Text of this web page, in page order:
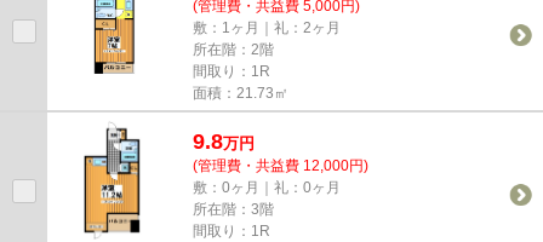
(管理費・共益費 5,000円)
敷：1ヶ月｜礼：2ヶ月
所在階：2階
間取り：1R
面積：21.73㎡
9.8万円
(管理費・共益費 12,000円)
敷：0ヶ月｜礼：0ヶ月
所在階：3階
間取り：1R